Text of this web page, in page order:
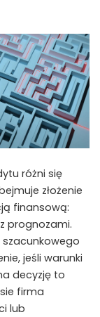
różni się
złożenie
finansową:
prognozami.
jeśli warunki
decyzję to
firma
lub